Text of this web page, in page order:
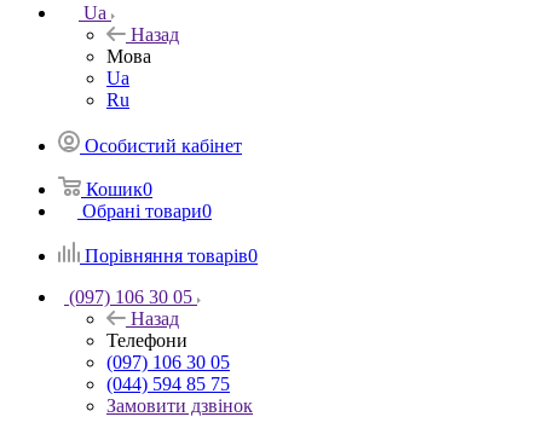
Ua
Назад
Мова
Ua
Ru
Особистий кабінет
Кошик0
Обрані товари0
Порівняння товарів0
(097) 106 30 05
Назад
Телефони
(097) 106 30 05
(044) 594 85 75
Замовити дзвінок